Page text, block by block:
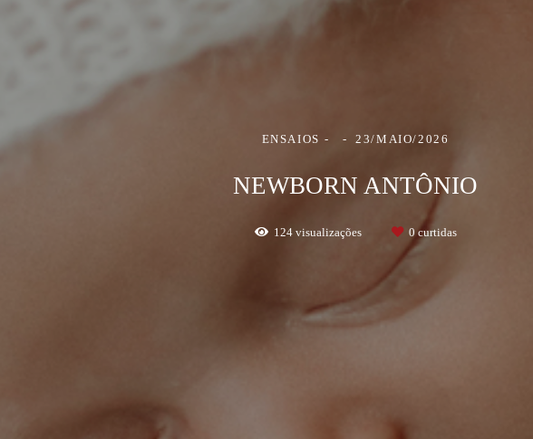
ENSAIOS 23/MAIO/2026
NEWBORN ANTÔNIO
124visualizações 0curtidas